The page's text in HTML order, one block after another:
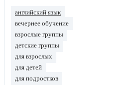
английский язык
вечернее обучение
взрослые группы
детские группы
для взрослых
для детей
для подростков